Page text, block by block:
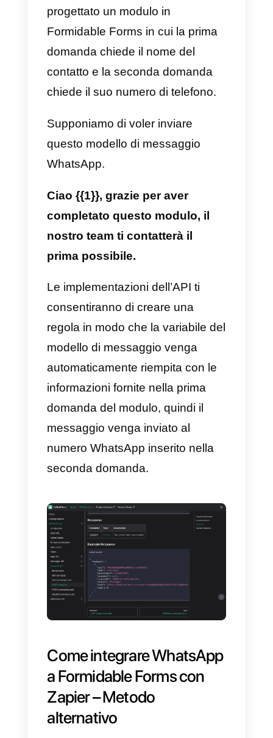
Ad esempio, supponiamo che
venga creato un modulo in
Formidable Forms per
tramite domande e informazioni.
Utilizzando l’API di Callbell, ogni
informazioni nel modulo
Formidable Forms, un nuovo
contatto verrà generato
piattaforma Callbell, con tutte le
informazioni raccolte dal modulo.
2) Invia automaticamente un
messaggio WhatsApp agli
utenti che compilano un
modulo Formidable Forms
integrazione avremo la possibilità
di inviare unmodello WhatsApp
automaticamente a tutti gli utenti
che compileranno il form che
avrai collegato tramite API a
Inoltre, puoi aggiungere variabili
modello in modo che sia molto
personalizzato e appropriato per